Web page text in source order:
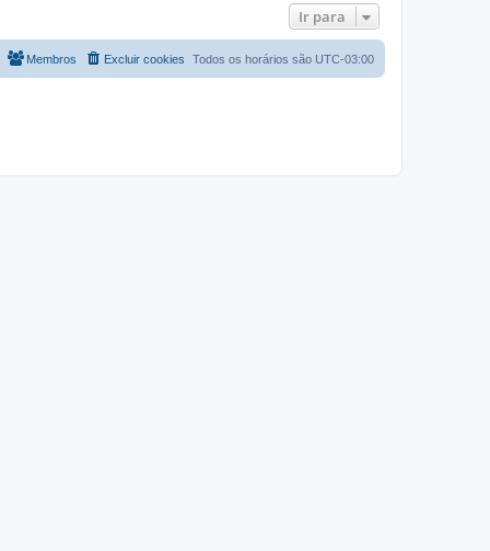
Ir para
Todos os horários são UTC-03:00
Excluir cookies
Membros